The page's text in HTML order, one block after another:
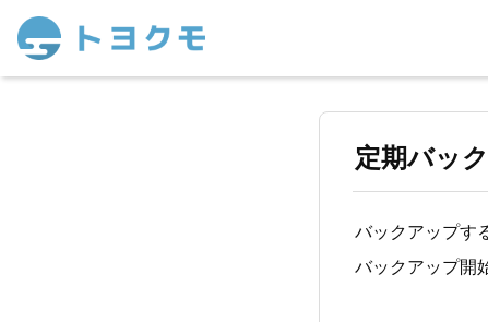
定期バッ
バックアップす
バックアップ開